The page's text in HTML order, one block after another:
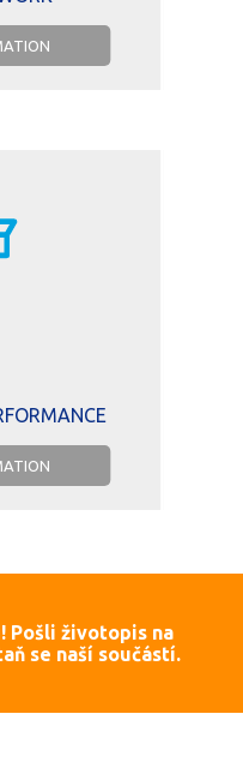
Pošli životopis na
se naší součástí.